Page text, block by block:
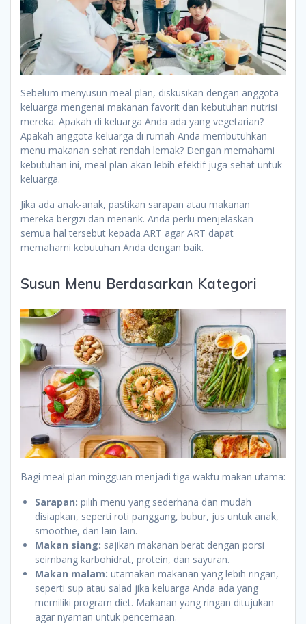
Sebelum menyusun meal plan, diskusikan dengan anggota
keluarga mengenai makanan favorit dan kebutuhan nutrisi
mereka. Apakah di keluarga Anda ada yang vegetarian?
Apakah anggota keluarga di rumah Anda membutuhkan
menu makanan sehat rendah lemak? Dengan memahami
kebutuhan ini, meal plan akan lebih efektif juga sehat untuk
keluarga.
Jika ada anak-anak, pastikan sarapan atau makanan
mereka bergizi dan menarik. Anda perlu menjelaskan
semua hal tersebut kepada ART agar ART dapat
memahami kebutuhan Anda dengan baik.
Susun Menu Berdasarkan Kategori
Bagi meal plan mingguan menjadi tiga waktu makan utama:
Sarapan: pilih menu yang sederhana dan mudah
disiapkan, seperti roti panggang, bubur, jus untuk anak,
smoothie, dan lain-lain.
Makan siang: sajikan makanan berat dengan porsi
seimbang karbohidrat, protein, dan sayuran.
Makan malam: utamakan makanan yang lebih ringan,
seperti sup atau salad jika keluarga Anda ada yang
memiliki program diet. Makanan yang ringan ditujukan
agar nyaman untuk pencernaan.